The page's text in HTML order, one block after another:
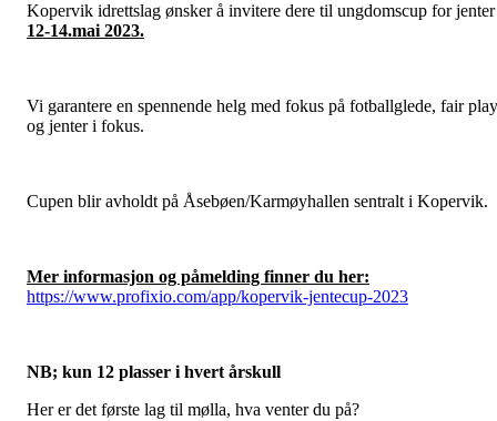
Kopervik idrettslag ønsker å invitere dere til ungdomscup for jenter
12-14.mai 2023.
Vi garantere en spennende helg med fokus på fotballglede, fair play
og jenter i fokus.
Cupen blir avholdt på Åsebøen/Karmøyhallen sentralt i Kopervik.
Mer informasjon og påmelding finner du her:
https://www.profixio.com/app/kopervik-jentecup-2023
NB; kun 12 plasser i hvert årskull
Her er det første lag til mølla, hva venter du på?